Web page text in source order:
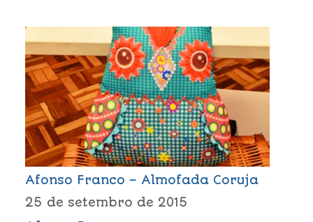
Afonso Franco – Almofada Coruja
25 de setembro de 2015